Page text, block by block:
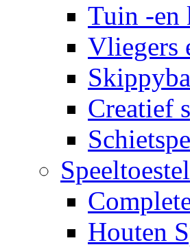
Tuin -en
Vliegers
Creatief
Houten